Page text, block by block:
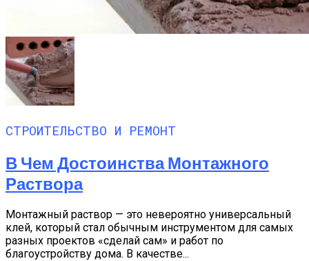
СТРОИТЕЛЬСТВО И РЕМОНТ
В Чем Достоинства Монтажного
Раствора
Монтажный раствор — это невероятно универсальный
клей, который стал обычным инструментом для самых
разных проектов «сделай сам» и работ по
благоустройству дома. В качестве...